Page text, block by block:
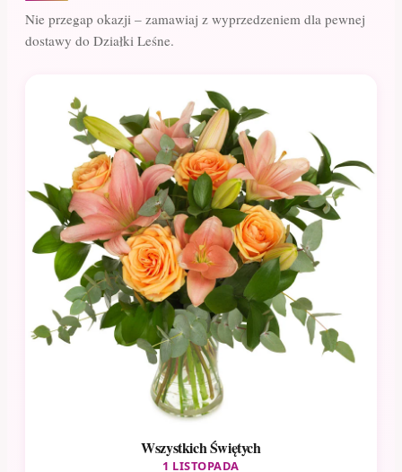
Nie przegap okazji – zamawiaj z wyprzedzeniem dla pewnej
dostawy do Działki Leśne.
Wszystkich Świętych
1 LISTOPADA